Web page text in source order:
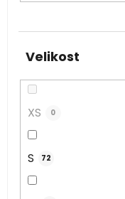
Velikost
XS 0
S 72